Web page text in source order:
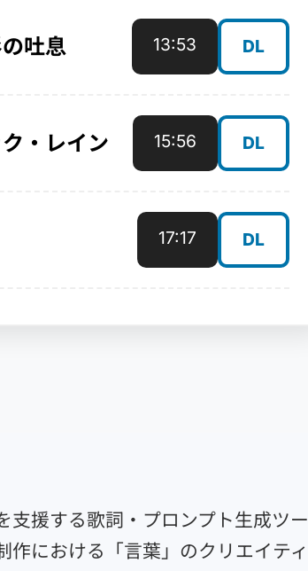
吐息 13:53 DL
・レイン 15:56 DL
17:17 DL
支援する歌詞・プロンプト生成ツー
作における「言葉」のクリエイティ